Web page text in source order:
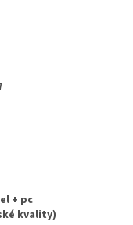
+ pc
kvality)